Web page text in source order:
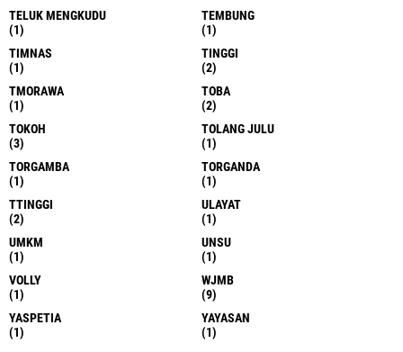
TELUK MENGKUDU
(1)
TEMBUNG
(1)
TIMNAS
(1)
TINGGI
(2)
TMORAWA
(1)
TOBA
(2)
TOKOH
(3)
TOLANG JULU
(1)
TORGAMBA
(1)
TORGANDA
(1)
TTINGGI
(2)
ULAYAT
(1)
UMKM
(1)
UNSU
(1)
VOLLY
(1)
WJMB
(9)
YASPETIA
(1)
YAYASAN
(1)